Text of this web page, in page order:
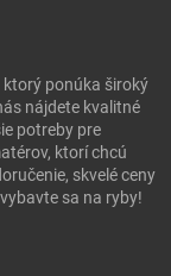
ktorý ponúka široký
nájdete kvalitné
potreby pre
ktorí chcú
skvelé ceny
sa na ryby!